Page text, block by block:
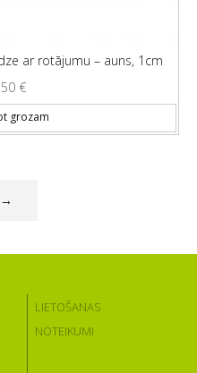
ar rotājumu – auns, 1cm
€
grozam
→
LIETOŠANAS
NOTEIKUMI